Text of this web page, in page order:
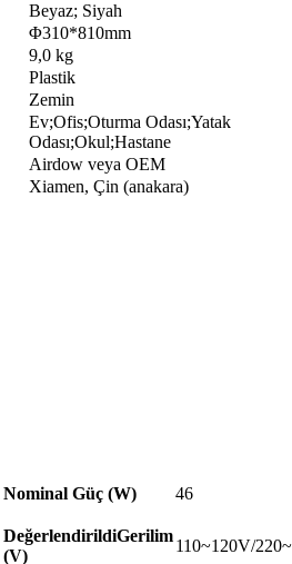
Beyaz; Siyah
Φ310*810mm
9,0 kg
Plastik
Zemin
Ev;Ofis;Oturma Odası;Yatak
Odası;Okul;Hastane
Airdow veya OEM
Xiamen, Çin (anakara)
Nominal Güç (W) 46
DeğerlendirildiGerilim
(V)
110~120V/